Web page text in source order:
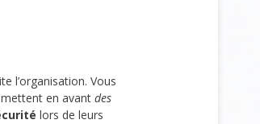
l’organisation. Vous
en avant des
lors de leurs